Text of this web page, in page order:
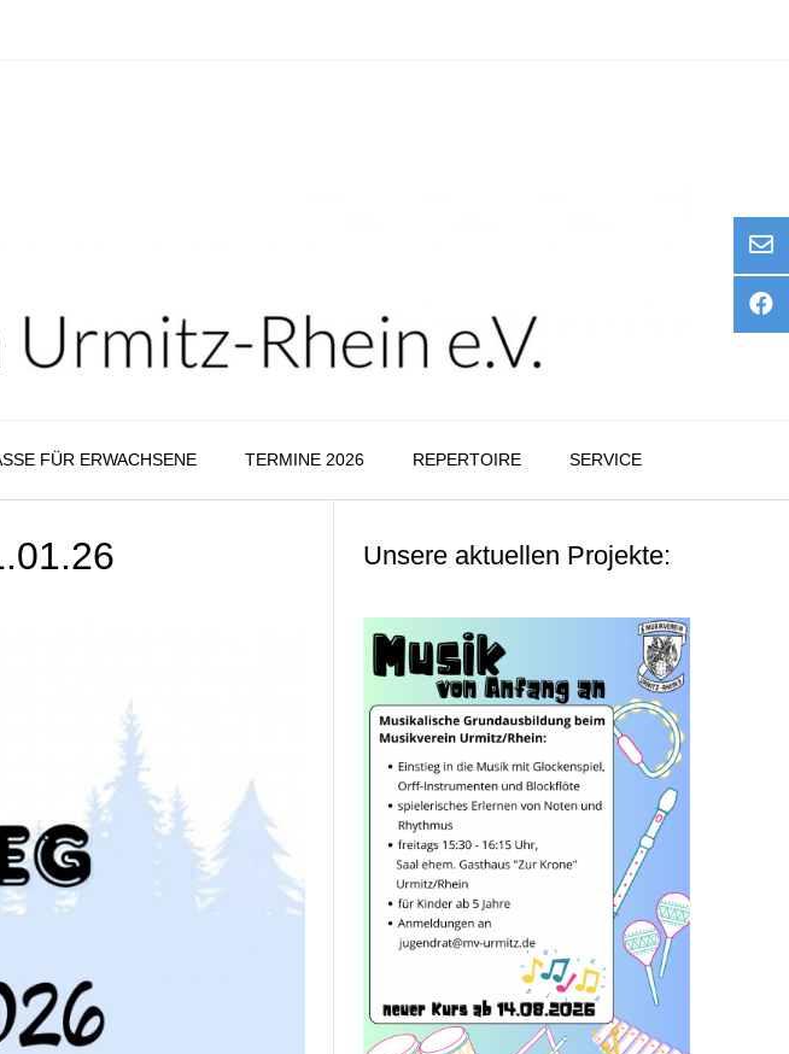
FÜR ERWACHSENE TERMINE 2026 REPERTOIRE SERVICE
Unsere aktuellen Projekte: